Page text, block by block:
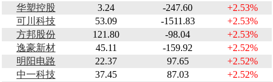
华塑控股
3.24 -247.60
+2.53%
可川科技
53.09 -1511.83
+2.53%
方邦股份
121.80 -98.04
+2.53%
逸豪新材
45.11 -159.92
+2.52%
明阳电路
22.37 97.65
+2.52%
中一科技
37.45 87.03
+2.52%